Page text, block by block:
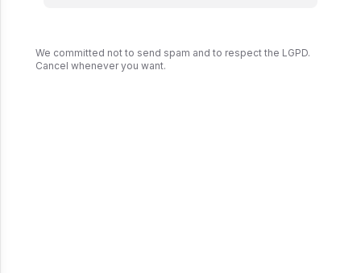
We committed not to send spam and to respect the LGPD.
Cancel whenever you want.